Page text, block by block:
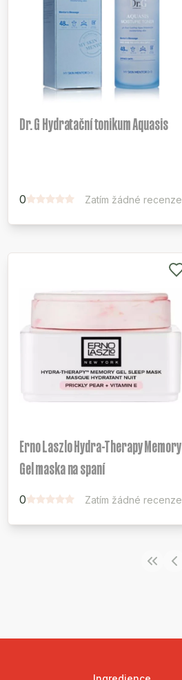
Dr. G Hydratační tonikum Aquasis
0 Zatím žádné recenze
Erno Laszlo Hydra-Therapy Memory
Gel maska na spaní
0 Zatím žádné recenze